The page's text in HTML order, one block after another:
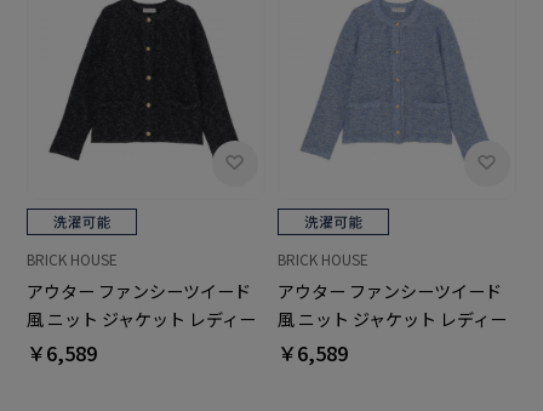
BRICK HOUSE
アウター ファンシーツイード
風 ニット ジャケット レディー
ス
￥6,589
BRICK HOUSE
アウター ファンシーツイード
風 ニット ジャケット レディー
ス
￥6,589